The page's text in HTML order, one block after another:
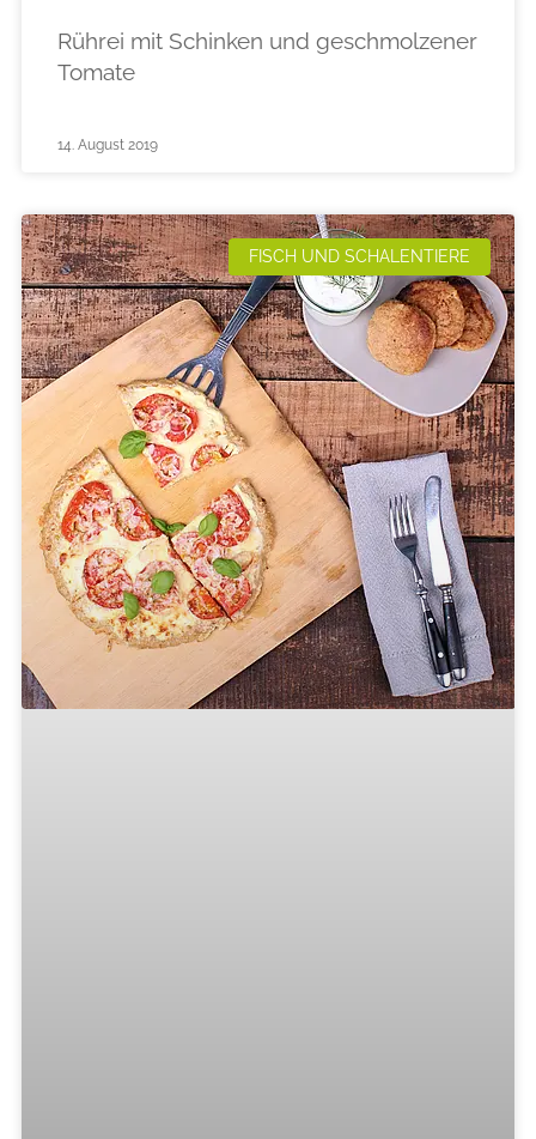
Rührei mit Schinken und geschmolzener
Tomate
14. August 2019
FISCH UND SCHALENTIERE